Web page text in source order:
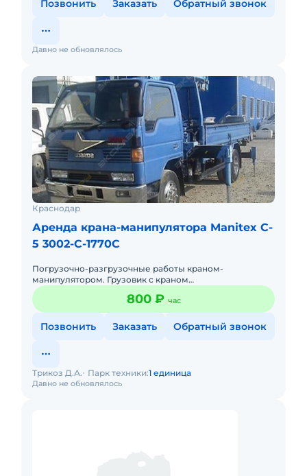
Позвонить Заказать Обратный звонок
Давно не обновлялось
Краснодар
Аренда крана-манипулятора Manitex C-
5 3002-C-1770С
Погрузочно-разгрузочные работы краном-
манипулятором. Грузовик с краном
грузоподъемностью 4 тонн. Производим монтаж/
демонтаж заборов и т.д. Окажу автопомощь на д
800 ₽ час
Позвонить Заказать Обратный звонок
Давно не обновлялось
Трикоз Д.А. Парк техники:1 единица